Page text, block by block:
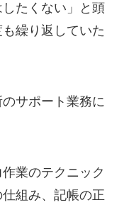
たくない」と頭
繰り返していた
サポート業務に
業のテクニック
組み、記帳の正